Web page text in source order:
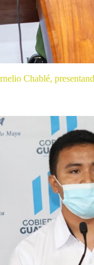
Chablé,